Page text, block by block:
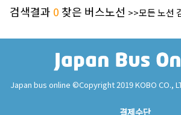
검색결과 0 찾은 버스노선 >>모든 노선
Japan bus online ©Copyright 2019 KOBO CO.,
결제수단